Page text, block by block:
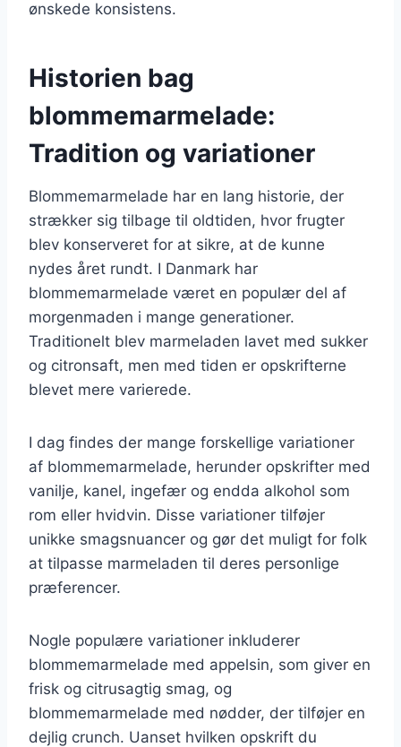
ønskede konsistens.
Historien bag
blommemarmelade:
Tradition og variationer
Blommemarmelade har en lang historie, der
strækker sig tilbage til oldtiden, hvor frugter
blev konserveret for at sikre, at de kunne
nydes året rundt. I Danmark har
blommemarmelade været en populær del af
morgenmaden i mange generationer.
Traditionelt blev marmeladen lavet med sukker
og citronsaft, men med tiden er opskrifterne
blevet mere varierede.
I dag findes der mange forskellige variationer
af blommemarmelade, herunder opskrifter med
vanilje, kanel, ingefær og endda alkohol som
rom eller hvidvin. Disse variationer tilføjer
unikke smagsnuancer og gør det muligt for folk
at tilpasse marmeladen til deres personlige
præferencer.
Nogle populære variationer inkluderer
blommemarmelade med appelsin, som giver en
frisk og citrusagtig smag, og
blommemarmelade med nødder, der tilføjer en
dejlig crunch. Uanset hvilken opskrift du